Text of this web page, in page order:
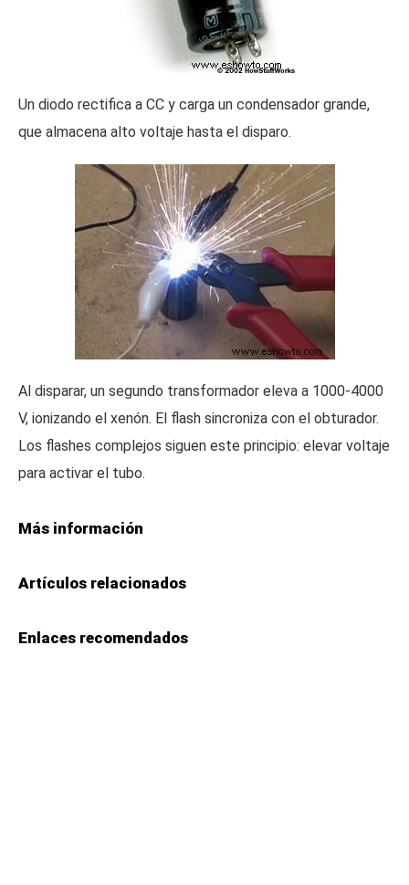
Un diodo rectifica a CC y carga un condensador grande,
que almacena alto voltaje hasta el disparo.
Al disparar, un segundo transformador eleva a 1000-4000
V, ionizando el xenón. El flash sincroniza con el obturador.
Los flashes complejos siguen este principio: elevar voltaje
para activar el tubo.
Más información
Artículos relacionados
Enlaces recomendados